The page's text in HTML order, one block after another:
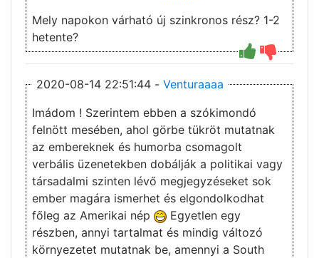
Mely napokon várható új szinkronos rész? 1-2
hetente?
2020-08-14 22:51:44 - Venturaaaa
Imádom ! Szerintem ebben a szókimondó
felnött mesében, ahol görbe tükröt mutatnak
az embereknek és humorba csomagolt
verbális üzenetekben dobálják a politikai vagy
társadalmi szinten lévő megjegyzéseket sok
ember magára ismerhet és elgondolkodhat
főleg az Amerikai nép
Egyetlen egy
részben, annyi tartalmat és mindig változó
környezetet mutatnak be, amennyi a South